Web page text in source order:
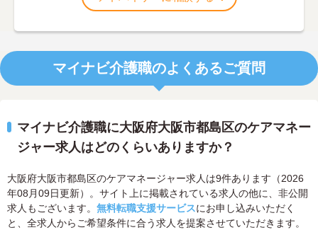
マイナビ介護職のよくあるご質問
マイナビ介護職に大阪府大阪市都島区のケアマネー
ジャー求人はどのくらいありますか？
大阪府大阪市都島区のケアマネージャー求人は9件あります（2026
年08月09日更新）。サイト上に掲載されている求人の他に、非公開
求人もございます。 無料転職支援サービスにお申し込みいただく
と、全求人からご希望条件に合う求人を提案させていただきます。